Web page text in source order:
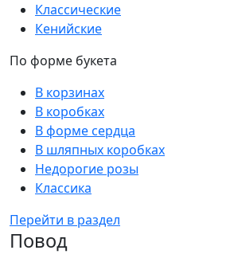
Классические
Кенийские
По форме букета
В корзинах
В коробках
В форме сердца
В шляпных коробках
Недорогие розы
Классика
Перейти в раздел
Повод